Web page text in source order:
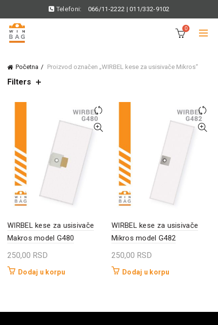
Telefoni: 066/11-2222 |011/332-9102
0
Početna Proizvod označen „WIRBEL kese za usisivače Mikros“
Filters
WIRBEL kese za usisivače
Makros model G480
250,00 RSD
Dodaj u korpu
WIRBEL kese za usisivače
Mikros model G482
250,00 RSD
Dodaj u korpu